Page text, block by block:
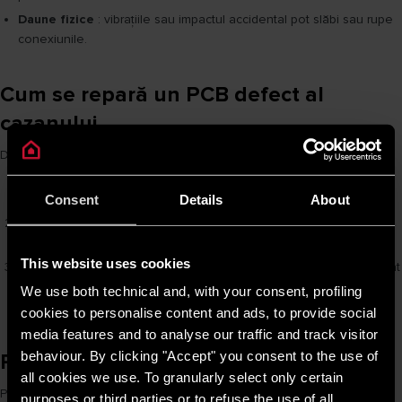
Consent Details About
This website uses cookies
We use both technical and, with your consent, profiling
cookies to personalise content and ads, to provide social
media features and to analyse our traffic and track visitor
behaviour. By clicking "Accept" you consent to the use of
all cookies we use. To granularly select only certain
purposes or third parties or to refuse the use of all
Daune fizice : vibrațiile sau impactul accidental pot slăbi sau rupe
conexiunile.
Cum se repară un PCB defect al
cazanului
Dacă suspectați o
, urmați acești pași:
Reporniți centrala termică: uneori, o simplă resetare poate
rezolva micile defecțiuni ale plăcii de circuit imprimat.
Testați PCB-ul: Un profesionist poate folosi instrumente pentru a
Înlocuiți placa de circuit imprimat
: dacă placa de circuit imprimat
nu mai poate fi reparată, aceasta trebuie înlocuită de un tehnician
calificat cu o componentă originală.
Prevenirea defecțiunilor PCB-ului
Pentru a prelungidurata de viață a plăcii de circuit imprimat a